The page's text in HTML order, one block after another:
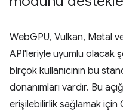
WebGPU, Vulkan, Metal
API'leriyle uyumlu olacak
birçok kullanıcının bu
donanımları vardır. Bu
erişilebilirlik sağlamak için